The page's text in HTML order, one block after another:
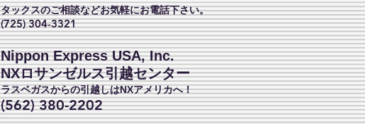
タックスのご相談などお気軽にお電話下さい。
(725) 304-3321
Nippon Express USA, Inc.
NXロサンゼルス引越センター
ラスベガスからの引越しはNXアメリカへ！
(562) 380-2202